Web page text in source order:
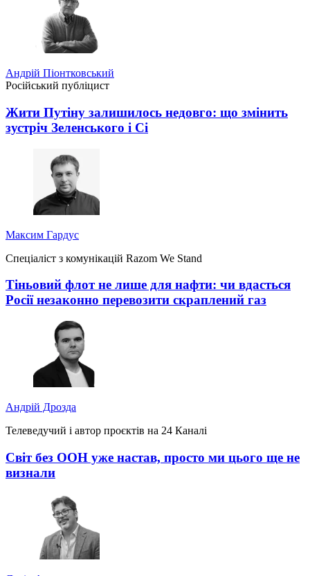
Андрій Піонтковський
Російський публіцист
Жити Путіну залишилось недовго: що змінить
зустріч Зеленського і Сі
Максим Гардус
Спеціаліст з комунікацій Razom We Stand
Тіньовий флот не лише для нафти: чи вдасться
Росії незаконно перевозити скраплений газ
Андрій Дрозда
Телеведучий і автор проєктів на 24 Каналі
Світ без ООН уже настав, просто ми цього ще не
визнали